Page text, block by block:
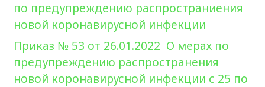
по предупреждению распространиения
новой коронавирусной инфекции
Приказ № 53 от 26.01.2022 О мерах по
предупреждению распространения
новой коронавирусной инфекции с 25 по